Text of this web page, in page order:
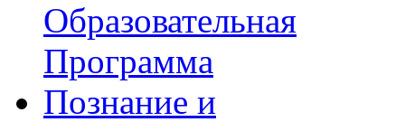
Образовательная
Программа
Познание и